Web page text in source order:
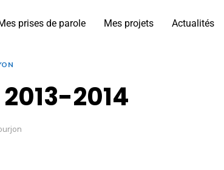
prises de parole Mes projets Actualités
2014